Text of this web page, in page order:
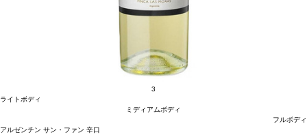
3
ライトボディ
ミディアムボディ
フルボディ
アルゼンチン サン・ファン 辛口